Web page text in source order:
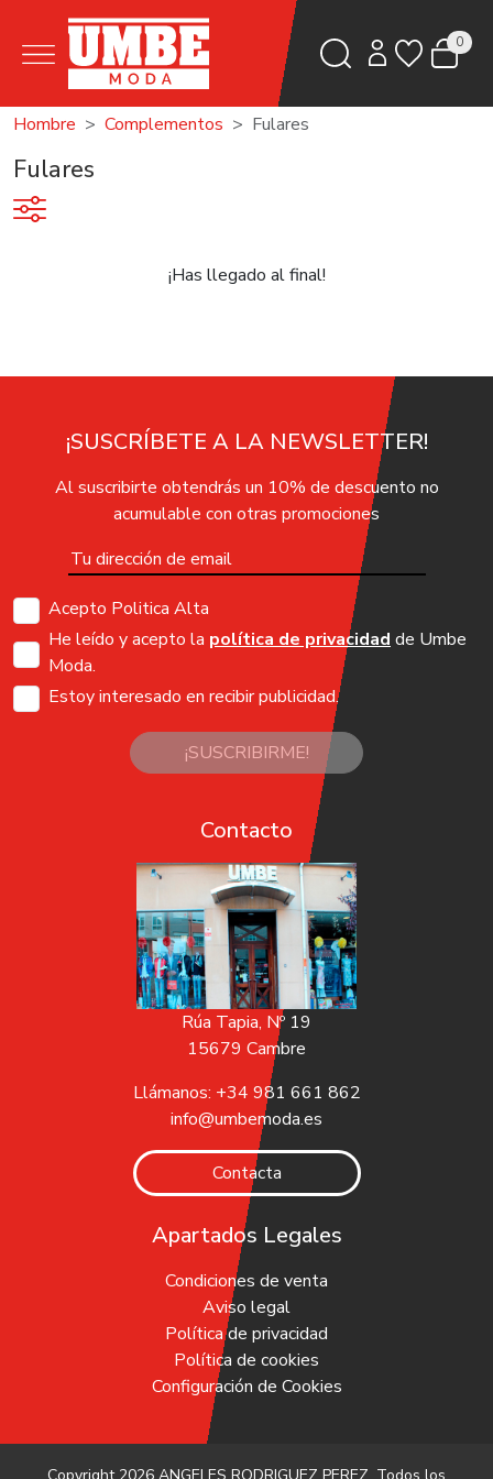
0
Hombre Complementos Fulares
Fulares
¡Has llegado al final!
¡SUSCRÍBETE A LA NEWSLETTER!
Al suscribirte obtendrás un 10% de descuento no
acumulable con otras promociones
Acepto Politica Alta
He leído y acepto la política de privacidad de Umbe
Moda.
Estoy interesado en recibir publicidad.
¡SUSCRIBIRME!
Contacto
Rúa Tapia, Nº 19
15679 Cambre
Llámanos: +34 981 661 862
info@umbemoda.es
Contacta
Apartados Legales
Condiciones de venta
Aviso legal
Política de privacidad
Política de cookies
Configuración de Cookies